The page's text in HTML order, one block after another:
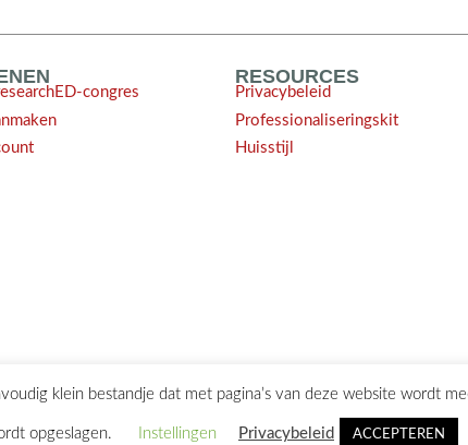
congres
RESOURCES
Privacybeleid
Professionaliseringskit
Huisstijl
klein bestandje dat met pagina’s van deze website wordt
opgeslagen. Instellingen Privacybeleid ACCEPTEREN